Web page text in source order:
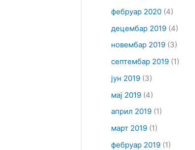
фебруар 2020(4)
децембар 2019(4)
новембар 2019(3)
септембар 2019(1)
јун 2019(3)
мај 2019(4)
април 2019(1)
март 2019(1)
фебруар 2019(1)